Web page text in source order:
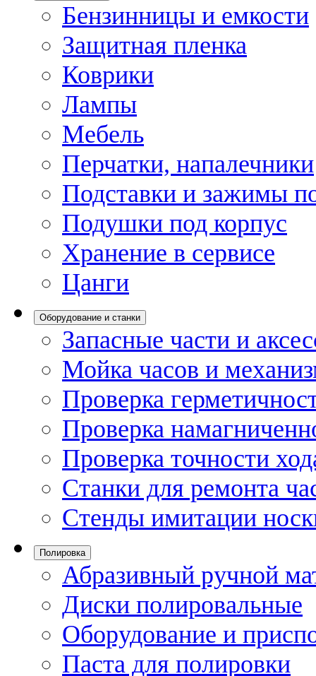
Бензинницы и емкости
Защитная пленка
Коврики
Лампы
Мебель
Перчатки, напалечники
Подставки и зажимы
Подушки под корпус
Хранение в сервисе
Цанги
Оборудование и станки
Запасные части и
Мойка часов и
Проверка
Проверка
Проверка точности
Станки для ремонта
Стенды имитации
Полировка
Абразивный ручной
Диски полировальные
Оборудование и
Паста для полировки